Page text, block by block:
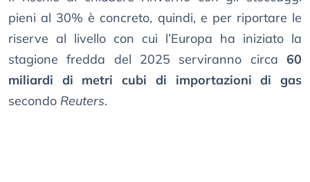
pieni al 30% è concreto, quindi, e per riportare le
riserve al livello con cui l’Europa ha iniziato la
stagione fredda del 2025 serviranno circa 60
miliardi di metri cubi di importazioni di gas
secondo Reuters.